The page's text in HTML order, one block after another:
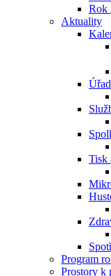
Rok
Aktuality
Tisk
Program
Prostory k